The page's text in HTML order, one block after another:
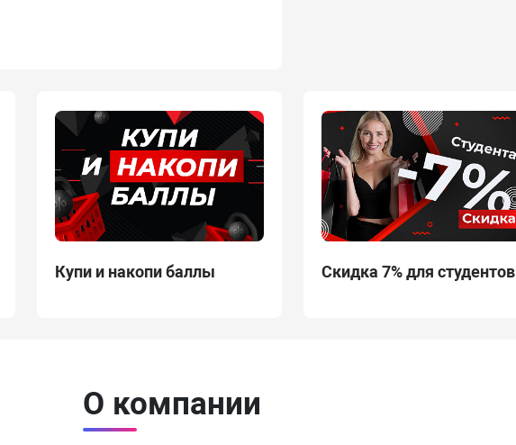
Купи и накопи баллы Скидка 7% для студентов
О компании